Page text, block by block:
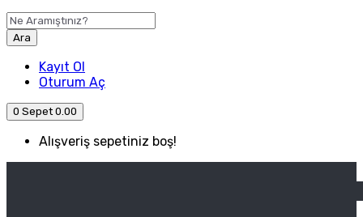
Ara
Kayıt Ol
Oturum Aç
0 Sepet 0.00
Alışveriş sepetiniz boş!